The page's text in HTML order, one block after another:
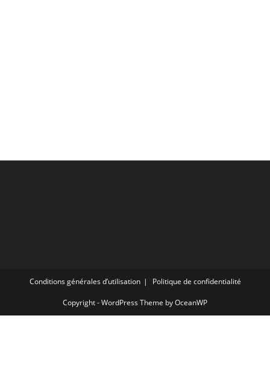
Conditions générales d’utilisation Politique de confidentialité
Copyright - WordPress Theme by OceanWP